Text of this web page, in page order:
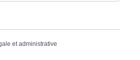
et administrative